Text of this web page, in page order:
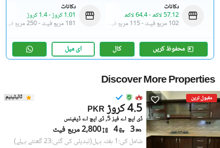
دکانات
57.12 لاکھ
-64.4 لاکھ
102 مربع فیٹ
-115 مربع فیٹ
دکانات
1.01 کروڑ
-1.4 کروڑ
181 مربع فیٹ
-250 مربع فیٹ
محفوظ کریں کال ای میل
Discover More Properties
مقبول ترین ٹائیٹینیم
PKR 4.5 کروڑ
ڈی ایچ اے فیز 5, ڈی ایچ اے ڈیفینس
3
4 2,800 مربع فیٹ
شامل کی:1 ہفتہ پہل (تبدیلی کی گئی:23 گھنٹے پہلے)